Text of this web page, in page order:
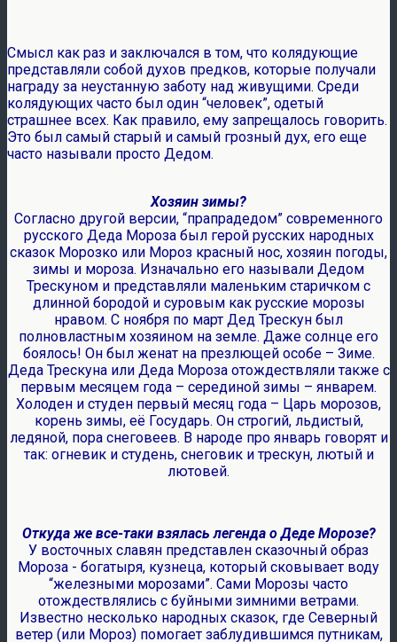
Смысл как раз и заключался в том, что колядующие
представляли собой духов предков, которые получали
награду за неустанную заботу над живущими. Среди
колядующих часто был один “человек”, одетый
страшнее всех. Как правило, ему запрещалось говорить.
Это был самый старый и самый грозный дух, его еще
часто называли просто Дедом.
Хозяин зимы?
Согласно другой версии, “прапрадедом” современного
русского Деда Мороза был герой русских народных
сказок Морозко или Мороз красный нос, хозяин погоды,
зимы и мороза. Изначально его называли Дедом
Трескуном и представляли маленьким старичком с
длинной бородой и суровым как русские морозы
нравом. С ноября по март Дед Трескун был
полновластным хозяином на земле. Даже солнце его
боялось! Он был женат на презлющей особе – Зиме.
Деда Трескуна или Деда Мороза отождествляли также с
первым месяцем года – серединой зимы – январем.
Холоден и студен первый месяц года – Царь морозов,
корень зимы, её Государь. Он строгий, льдистый,
ледяной, пора снеговеев. В народе про январь говорят и
так: огневик и студень, снеговик и трескун, лютый и
лютовей.
Откуда же все-таки взялась легенда о Деде Морозе?
У восточных славян представлен сказочный образ
Мороза - богатыря, кузнеца, который сковывает воду
“железными морозами”. Сами Морозы часто
отождествлялись с буйными зимними ветрами.
Известно несколько народных сказок, где Северный
ветер (или Мороз) помогает заблудившимся путникам,